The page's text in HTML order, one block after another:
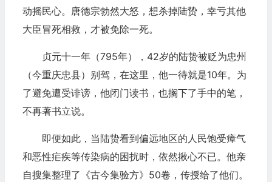
动摇民心。唐德宗勃然大怒，想杀掉陆贽，幸亏其他
大臣冒死相救，才被免除一死。
贞元十一年（795年），42岁的陆贽被贬为忠州
（今重庆忠县）别驾，在这里，他一待就是10年。为
了避免遭受诽谤，他闭门读书，也搁下了手中的笔，
不再著书立说。
即便如此，当陆贽看到偏远地区的人民饱受瘴气
和恶性疟疾等传染病的困扰时，依然揪心不已。他亲
自搜集整理了《古今集验方》50卷，传授给了他们。